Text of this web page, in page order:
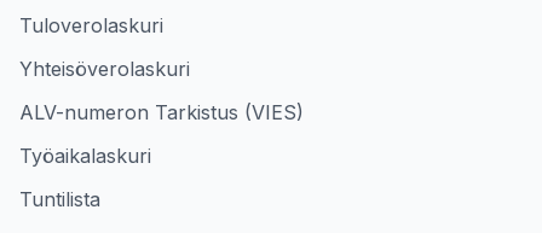
Tuloverolaskuri
Yhteisöverolaskuri
ALV-numeron Tarkistus (VIES)
Työaikalaskuri
Tuntilista